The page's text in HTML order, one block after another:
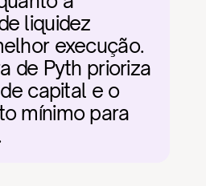
liquidez
execução.
de Pyth prioriza
capital e o
mínimo para